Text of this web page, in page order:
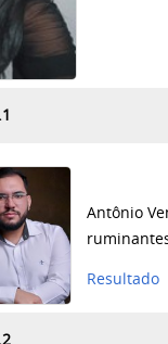
Antônio
Resultado